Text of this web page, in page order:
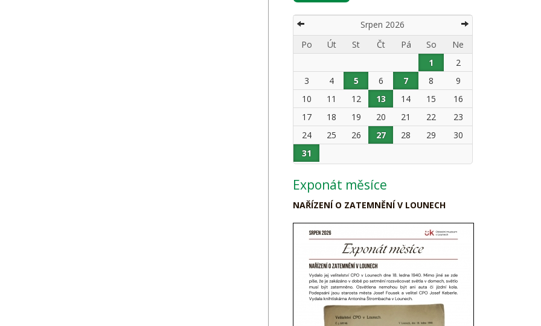
Srpen 2026
Po
Út St Čt Pá So
Ne
1
2
3
4 5 6 7 8
9
10
11 12 13 14 15
16
17
18 19 20 21 22
23
24
25 26 27 28 29
30
31
Exponát měsíce
NAŘÍZENÍ O ZATEMNĚNÍ V LOUNECH